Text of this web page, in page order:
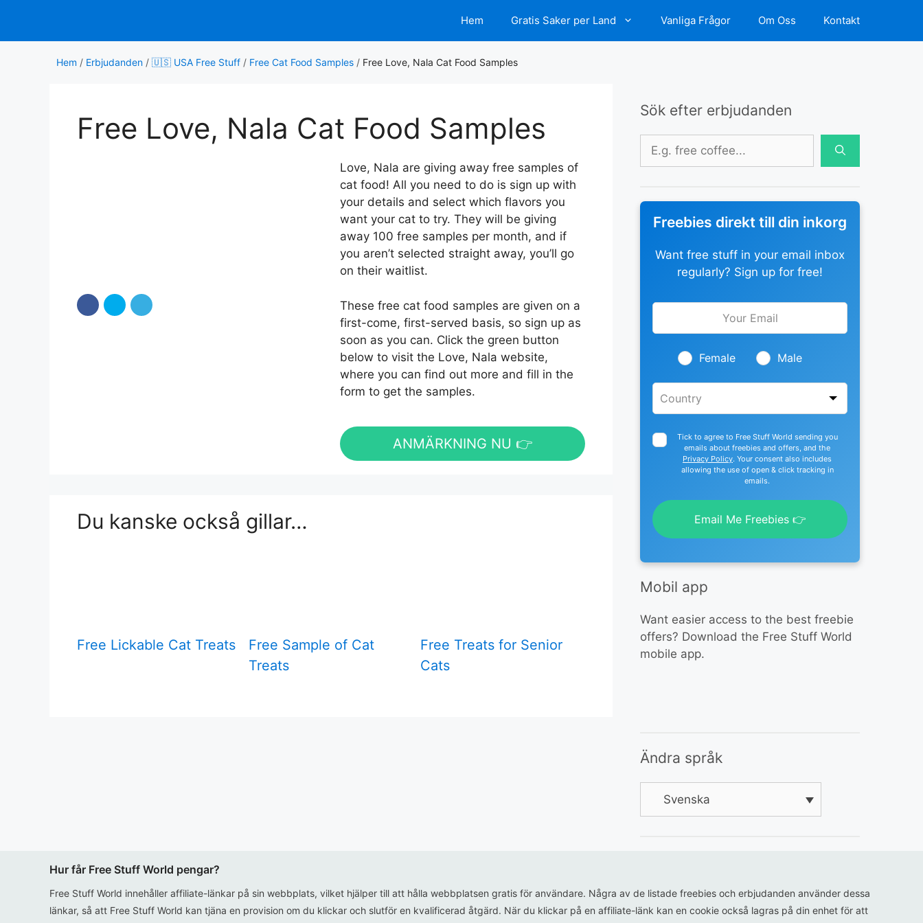
innehåll
Hem Gratis Saker per Land Vanliga Frågor Om Oss Kontakt
Hem / Erbjudanden / 🇺🇸 USA Free Stuff / Free Cat Food Samples / Free Love, Nala Cat Food Samples
Free Love, Nala Cat Food Samples
Love, Nala are giving away free samples of
cat food! All you need to do is sign up with
your details and select which flavors you
want your cat to try. They will be giving
away 100 free samples per month, and if
you aren’t selected straight away, you’ll go
on their waitlist.
These free cat food samples are given on a
first-come, first-served basis, so sign up as
soon as you can. Click the green button
below to visit the Love, Nala website,
where you can find out more and fill in the
form to get the samples.
ANMÄRKNING NU 👉
Du kanske också gillar…
Free Lickable Cat Treats
Free Sample of Cat
Treats
Free Treats for Senior
Cats
Sök efter erbjudanden
Sök
efter:
Freebies direkt till din inkorg
Want free stuff in your email inbox
regularly? Sign up for free!
Leave
blank
Female Male
Tick to agree to Free Stuff World sending you
emails about freebies and offers, and the
Privacy Policy. Your consent also includes
allowing the use of open & click tracking in
emails.
Email Me Freebies 👉
Mobil app
Want easier access to the best freebie
offers? Download the Free Stuff World
mobile app.
Ändra språk
Svenska
Hur får Free Stuff World pengar?
Free Stuff World innehåller affiliate-länkar på sin webbplats, vilket hjälper till att hålla webbplatsen gratis för användare. Några av de listade freebies och erbjudanden använder dessa
länkar, så att Free Stuff World kan tjäna en provision om du klickar och slutför en kvalificerad åtgärd. När du klickar på en affiliate-länk kan en cookie också lagras på din enhet för att